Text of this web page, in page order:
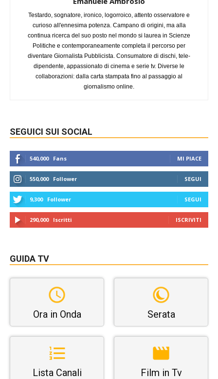
Testardo, sognatore, ironico, logorroico, attento osservatore e
curioso all'ennesima potenza. Campano di origini, ma alla
continua ricerca del suo posto nel mondo si laurea in Scienze
Politiche e contemporaneamente completa il percorso per
diventare Giornalista Pubblicista. Consumatore di dischi, tele-
dipendente, appassionato di cinema e serie tv. Diverse le
collaborazioni: dalla carta stampata fino al passaggio al
giornalismo online.
SEGUICI SUI SOCIAL
540,000 Fans MI PIACE
550,000 Follower SEGUI
9,300 Follower SEGUI
290,000 Iscritti ISCRIVITI
GUIDA TV
Ora in Onda Serata
Lista Canali Film in Tv